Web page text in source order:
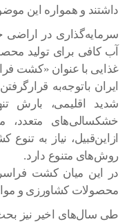
داشتند و همواره این
سرمایه‌گذاری در اراضی
آب کافی برای تولید
غذایی با عنوان «کشت
ایران باتوجه‌به
شدید اقلیمی، بارش
خشکسالی‌های متعدد،
ازاین‌قبیل، نیاز به
روش‌های متنوع دارد.
در این میان کشت
محصولات کشاورزی و
طی سال‌های اخیر نیز